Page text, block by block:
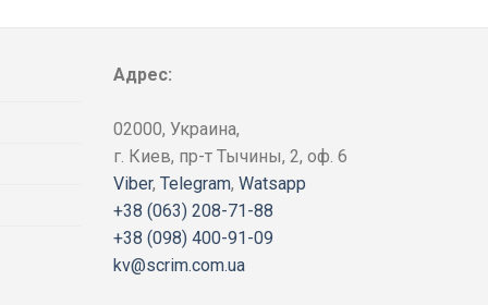
Адрес:
02000, Украина,
г. Киев, пр-т Тычины, 2, оф. 6
Viber, Telegram, Watsapp
+38 (063) 208-71-88
+38 (098) 400-91-09
kv@scrim.com.ua